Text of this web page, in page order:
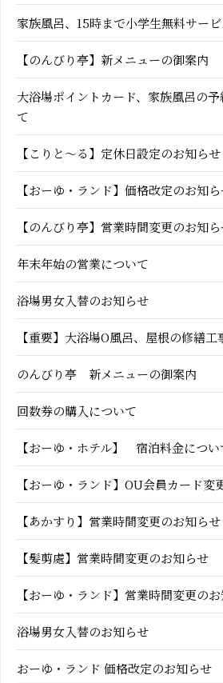
家族風呂、15時まで小学生無料サー
【のんびり亭】新メニューの御案内
大浴場ポイントカード、家族風呂の
て
【こりと～る】定休日設定のお知らせ
【おーゆ・ランド】価格改定のお知
【のんびり亭】営業時間変更のお知
年末年始の営業について
浴場男女入替のお知らせ
【重要】大浴場O風呂、屋根の修繕
のんびり亭 新メニューの御案内
回数券の購入について
【おーゆ・ホテル】 宿泊料金につい
【おーゆ・ランド】OU会員カード変
【あかすり】営業時間変更のお知らせ
【髪剪處】営業時間変更のお知らせ
【おーゆ・ランド】営業時間変更の
浴場男女入替のお知らせ
おーゆ・ランド 価格改定のお知らせ